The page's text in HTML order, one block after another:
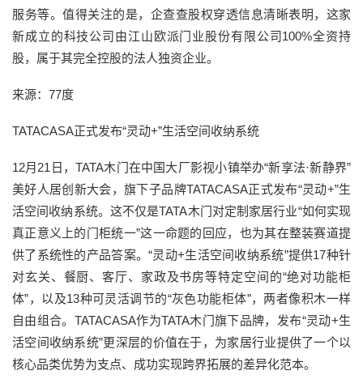
服务等。值得关注的是，企查查股权穿透信息清晰表明，这家
新成立的科技公司由江山欧派门业股份有限公司100%全资持
股，属于其完全控股的法人独资企业。
来源：77度
TATACASA正式发布“灵动+”生活空间收纳系统
12月21日，TATA木门在中国大厂影视小镇举办“新享法·新静界”
美好人居创新大会，旗下子品牌TATACASA正式发布“灵动+”生
活空间收纳系统。这不仅是TATA木门对定制家居行业“如何实现
真正意义上的门柜统一”这一命题的回应，也为其在整装赛道提
供了系统性的产品答案。“灵动+生活空间收纳系统”提供17种针
对玄关、餐厨、客厅、家政及书房等特定空间的“绝对功能柜
体”，以及13种可灵活调节的“灰色功能柜体”，两者像积木一样
自由组合。TATACASA作为TATA木门旗下品牌，发布“灵动+生
活空间收纳系统”更深层的价值在于，为家居行业提供了一个以
核心品类优势为支点、成功实现跨界拓展的差异化范本。